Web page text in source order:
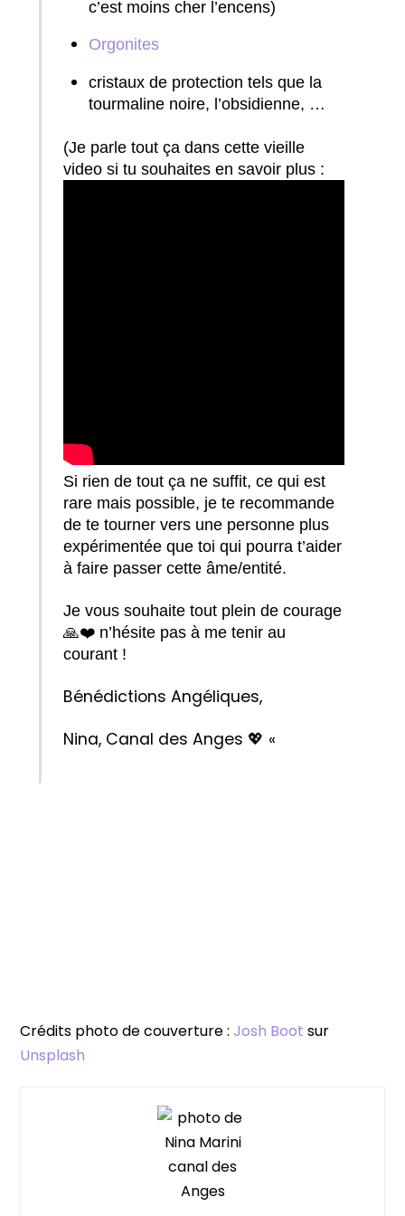
c’est moins cher l’encens)
Orgonites
cristaux de protection tels que la
tourmaline noire, l’obsidienne, …
(Je parle tout ça dans cette vieille
video si tu souhaites en savoir plus :
Si rien de tout ça ne suffit, ce qui est
rare mais possible, je te recommande
de te tourner vers une personne plus
expérimentée que toi qui pourra t’aider
à faire passer cette âme/entité.
Je vous souhaite tout plein de courage
🙏❤️ n’hésite pas à me tenir au
courant !
Bénédictions Angéliques,
Nina, Canal des Anges 💖 «
Crédits photo de couverture :Josh Boot sur
Unsplash